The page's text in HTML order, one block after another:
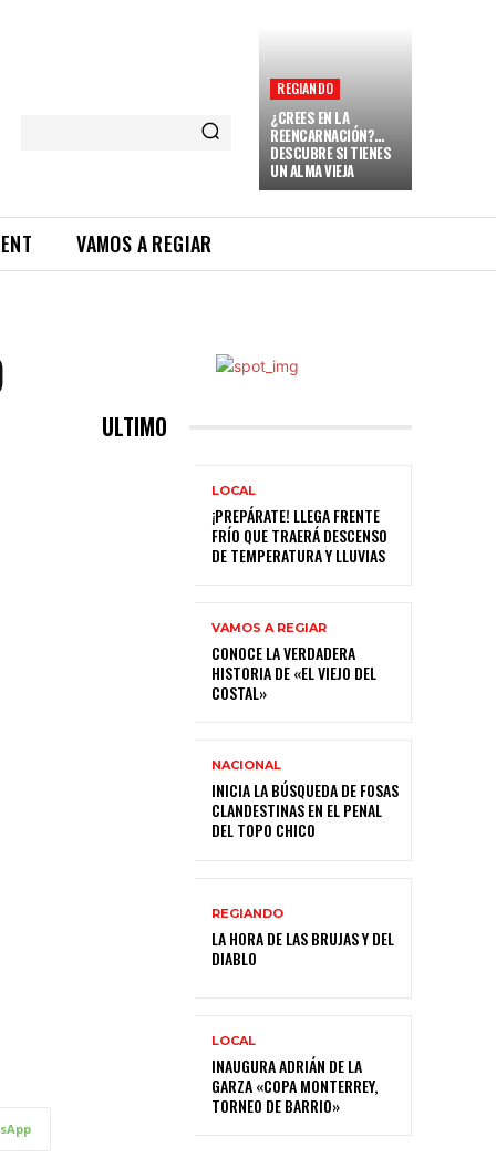
REGIANDO
¿CREES EN LA
REENCARNACIÓN?…
DESCUBRE SI TIENES
UN ALMA VIEJA
VAMOS A REGIAR
ULTIMO
LOCAL
¡PREPÁRATE! LLEGA FRENTE
FRÍO QUE TRAERÁ DESCENSO
DE TEMPERATURA Y LLUVIAS
VAMOS A REGIAR
CONOCE LA VERDADERA
HISTORIA DE «EL VIEJO DEL
COSTAL»
NACIONAL
INICIA LA BÚSQUEDA DE FOSAS
CLANDESTINAS EN EL PENAL
DEL TOPO CHICO
REGIANDO
LA HORA DE LAS BRUJAS Y DEL
DIABLO
LOCAL
INAUGURA ADRIÁN DE LA
GARZA «COPA MONTERREY,
TORNEO DE BARRIO»